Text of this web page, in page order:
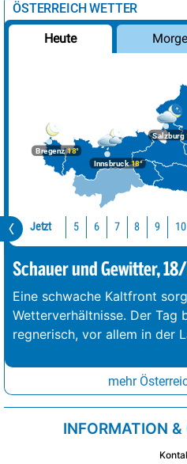
ÖSTERREICH WETTER
Heute
Bregenz18°
Innsbruck18°
Salzburg
Jetzt 5 6 7 8 9 10
Schauer und Gewitter,
Eine schwache Kaltfront
Wetterverhältnisse. Der
regnerisch, vor allem in der
mehr
INFORMATION